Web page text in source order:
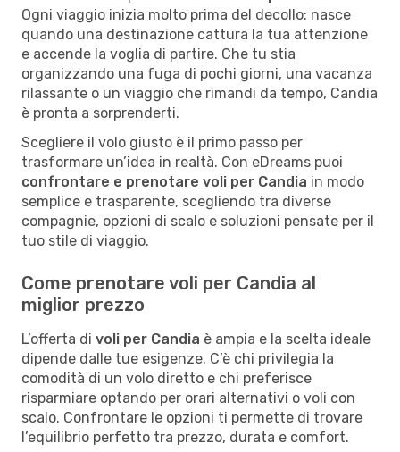
Ogni viaggio inizia molto prima del decollo: nasce
quando una destinazione cattura la tua attenzione
e accende la voglia di partire. Che tu stia
organizzando una fuga di pochi giorni, una vacanza
rilassante o un viaggio che rimandi da tempo, Candia
è pronta a sorprenderti.
Scegliere il volo giusto è il primo passo per
trasformare un’idea in realtà. Con eDreams puoi
confrontare e prenotare voli per Candia in modo
semplice e trasparente, scegliendo tra diverse
compagnie, opzioni di scalo e soluzioni pensate per il
tuo stile di viaggio.
Come prenotare voli per Candia al
miglior prezzo
L’offerta di voli per Candia è ampia e la scelta ideale
dipende dalle tue esigenze. C’è chi privilegia la
comodità di un volo diretto e chi preferisce
risparmiare optando per orari alternativi o voli con
scalo. Confrontare le opzioni ti permette di trovare
l’equilibrio perfetto tra prezzo, durata e comfort.